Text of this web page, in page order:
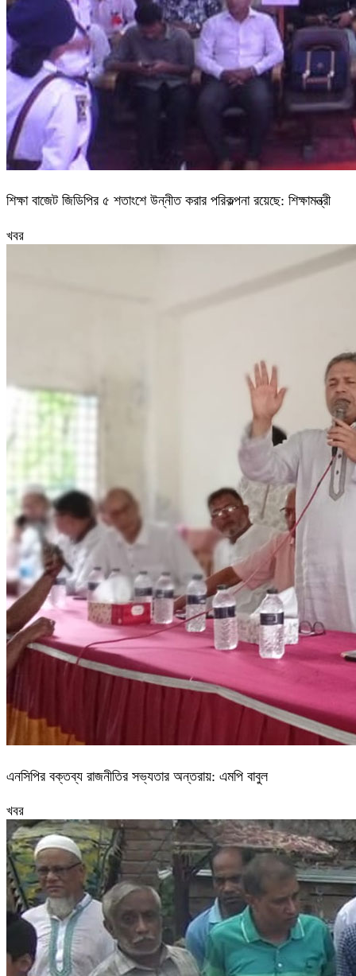
শিক্ষা বাজেট জিডিপির ৫ শতাংশে উন্নীত করার পরিকল্পনা রয়েছে: শিক্ষামন্ত্রী
খবর
এনসিপির বক্তব্য রাজনীতির সভ্যতার অন্তরায়: এমপি বাবুল
খবর